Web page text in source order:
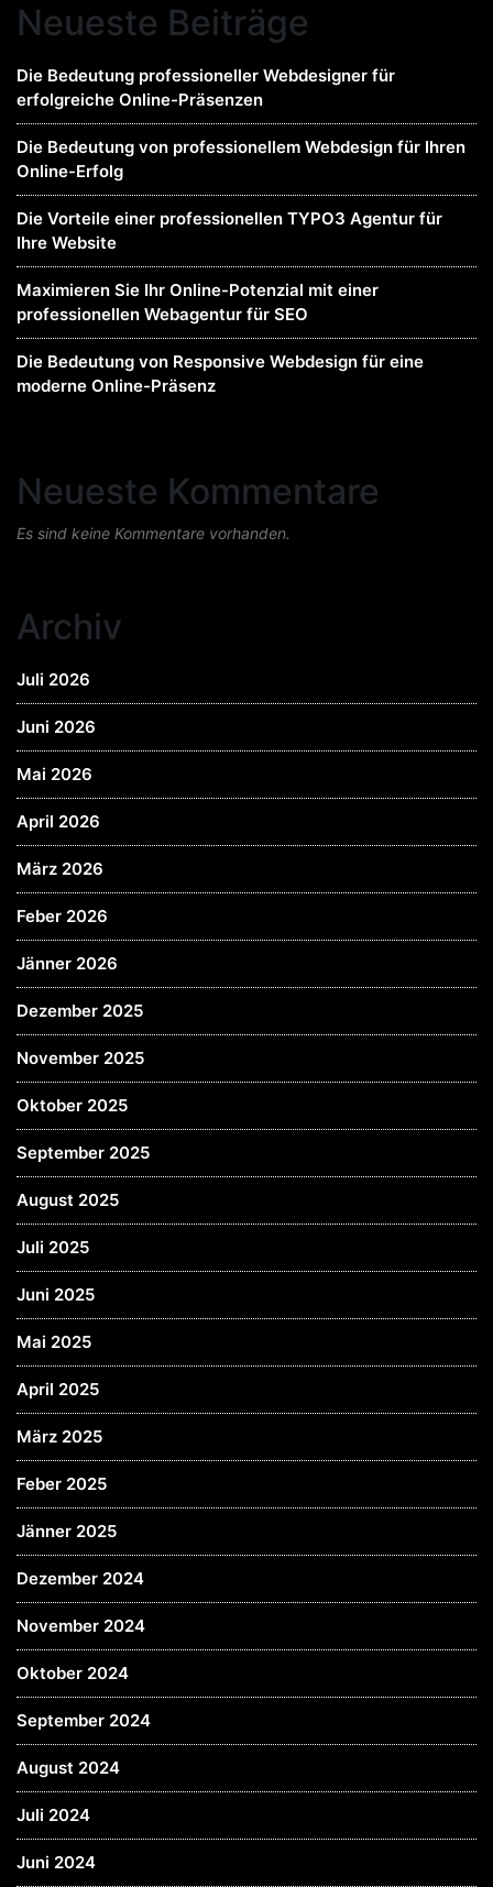
Neueste Beiträge
Die Bedeutung professioneller Webdesigner für
erfolgreiche Online-Präsenzen
Die Bedeutung von professionellem Webdesign für Ihren
Online-Erfolg
Die Vorteile einer professionellen TYPO3 Agentur für
Ihre Website
Maximieren Sie Ihr Online-Potenzial mit einer
professionellen Webagentur für SEO
Die Bedeutung von Responsive Webdesign für eine
moderne Online-Präsenz
Neueste Kommentare
Es sind keine Kommentare vorhanden.
Archiv
Juli 2026
Juni 2026
Mai 2026
April 2026
März 2026
Feber 2026
Jänner 2026
Dezember 2025
November 2025
Oktober 2025
September 2025
August 2025
Juli 2025
Juni 2025
Mai 2025
April 2025
März 2025
Feber 2025
Jänner 2025
Dezember 2024
November 2024
Oktober 2024
September 2024
August 2024
Juli 2024
Juni 2024